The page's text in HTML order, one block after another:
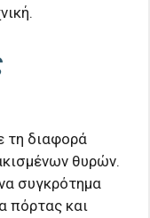
τη διαφορά
θυρών.
συγκρότημα
πόρτας και